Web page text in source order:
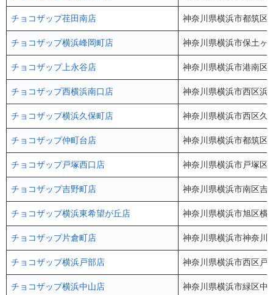
チョコザップ荏田南店 神奈川県横浜市都筑
チョコザップ横浜峰岡町店 神奈川県横浜市保土
チョコザップ上永谷店 神奈川県横浜市港南
チョコザップ西横浜南口店 神奈川県横浜市西区
チョコザップ横浜久保町店 神奈川県横浜市西区
チョコザップ仲町台店 神奈川県横浜市都筑
チョコザップ戸塚西口店 神奈川県横浜市戸塚
チョコザップ吉野町店 神奈川県横浜市南区
チョコザップ横浜東希望が丘店 神奈川県横浜市旭区
チョコザップ片倉町店 神奈川県横浜市神奈
チョコザップ横浜戸部店 神奈川県横浜市西区
チョコザップ横浜中山店 神奈川県横浜市緑区